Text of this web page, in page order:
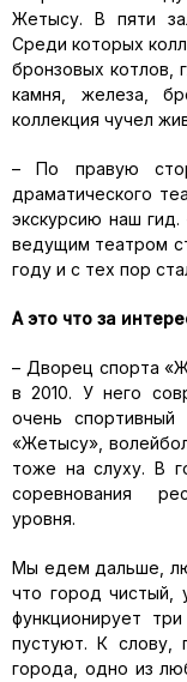
Жетысу. В пяти
Среди которых
бронзовых котлов,
камня, железа,
коллекция чучел
– По правую
драматического
экскурсию наш
ведущим театром
году и с тех пор
А это что за
– Дворец спорта
в 2010. У него
очень
«Жетысу»,
тоже на слуху. В
соревнования
уровня.
Мы едем дальше,
что город чистый,
функционирует
пустуют. К слову,
города, одно из